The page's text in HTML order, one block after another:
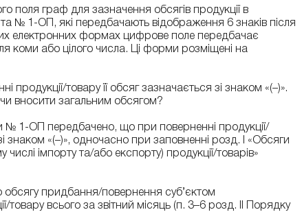
поля граф для зазначення обсягів продукції в
№ 1-ОП, які передбачають відображення 6 знаків після
електронних формах цифрове поле передбачає
коми або цілого числа. Ці форми розміщені на
продукції/товару її обсяг зазначається зі знаком «(–)».
вносити загальним обсягом?
1-ОП передбачено, що при поверненні продукції/
знаком «(–)», одночасно при заповненні розд. I «Обсяги
числі імпорту та/або експорту) продукції/товарів»
обсягу придбання/повернення суб’єктом
товару всього за звітний місяць (п. 3–6 розд. II Порядку